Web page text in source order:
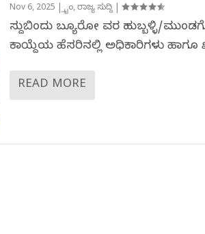
Nov 6, 2025 |ಕ್ರೈಂ,ರಾಜ್ಯ ಸುದ್ದಿ|
ಸುದ್ದಿಬಿಂದು ಬ್ಯೂರೋ ವರದಿ ಹುಬ್ಬಳ್ಳಿ/
ಕಾಯ್ದೆಯ ಹೆಸರಿನಲ್ಲಿ ಅಧಿಕಾರಿಗಳು ಹಾಗೂ
READ MORE